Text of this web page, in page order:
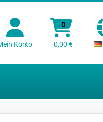
Konto
0
0,00 €